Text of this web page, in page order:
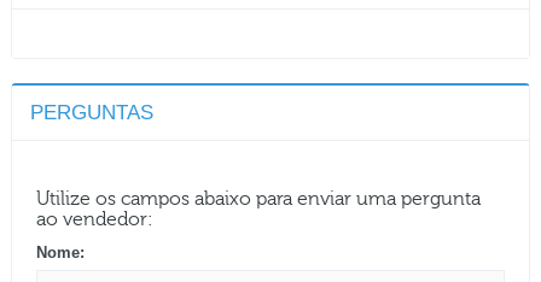
PERGUNTAS
Utilize os campos abaixo para enviar uma pergunta
ao vendedor:
Nome: